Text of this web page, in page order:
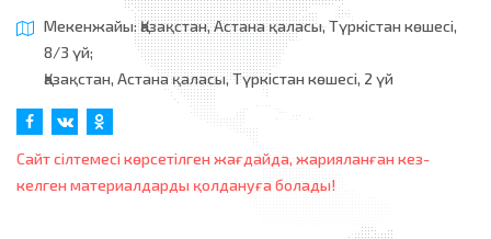
Мекенжайы: Қазақстан, Астана қаласы, Түркістан көшесі,
8/3 үй;
Қазақстан, Астана қаласы, Түркістан көшесі, 2 үй
Сайт сілтемесі көрсетілген жағдайда, жарияланған кез-
келген материалдарды қолдануға болады!